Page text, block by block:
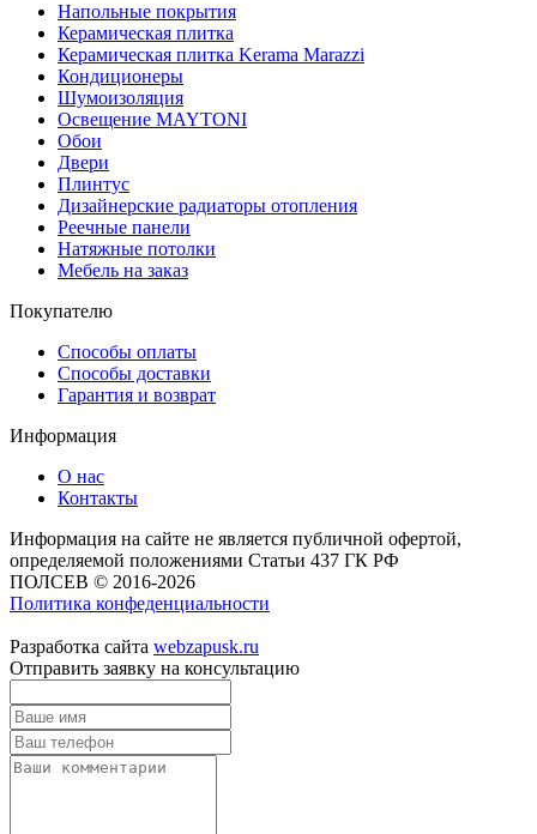
Напольные покрытия
Керамическая плитка
Керамическая плитка Kerama Marazzi
Кондиционеры
Шумоизоляция
Освещение MAYTONI
Обои
Двери
Плинтус
Дизайнерские радиаторы отопления
Реечные панели
Натяжные потолки
Мебель на заказ
Покупателю
Способы оплаты
Способы доставки
Гарантия и возврат
Информация
О нас
Контакты
Информация на сайте не является публичной офертой,
определяемой положениями Статьи 437 ГК РФ
ПОЛСЕВ © 2016-2026
Политика конфеденциальности
Разработка сайта webzapusk.ru
Отправить заявку на консультацию